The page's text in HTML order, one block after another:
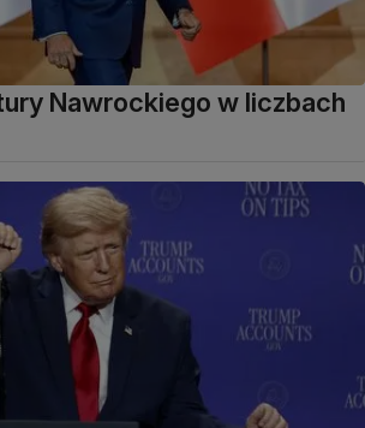
Nawrockiego w liczbach